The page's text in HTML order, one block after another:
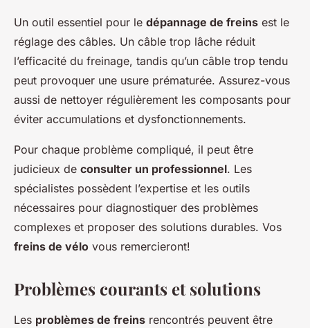
Un outil essentiel pour le dépannage de freins est le
réglage des câbles. Un câble trop lâche réduit
l’efficacité du freinage, tandis qu’un câble trop tendu
peut provoquer une usure prématurée. Assurez-vous
aussi de nettoyer régulièrement les composants pour
éviter accumulations et dysfonctionnements.
Pour chaque problème compliqué, il peut être
judicieux de consulter un professionnel. Les
spécialistes possèdent l’expertise et les outils
nécessaires pour diagnostiquer des problèmes
complexes et proposer des solutions durables. Vos
freins de vélo vous remercieront!
Problèmes courants et solutions
Les problèmes de freins rencontrés peuvent être